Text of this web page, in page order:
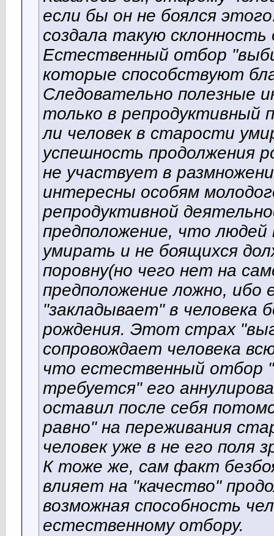
если бы он не боялся
создала такую
Естественный отбор
которые способствуют
Следовательно полезные
только в репродуктивный
ли человек в старости
успешность продолжения
не участвует в
интересны особям
репродуктивной
предположение, что людей
умирать и не боящихся
поровну(но чего нет на
предположение ложно,
"закладывает" в человека
рождения. Этот страх
сопровождает человека
что естественный отбор
требуется" его
оставил после себя
равно" на переживания
человек уже в не его поля
К тоже же, сам факт
влияет на "качество"
возможная способность
естественному отбору.